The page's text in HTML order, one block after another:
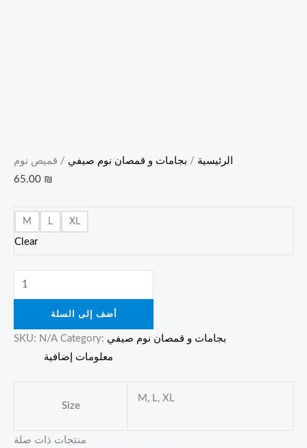
الرئيسية / بجامات و قمصان نوم صيفي / قميص نوم
65.00 ₪
M L XL
Clear
أضف إلى السلة
SKU: N/A Category: بجامات و قمصان نوم صيفي
معلومات إضافية
Size
M, L, XL
منتجات ذات صلة